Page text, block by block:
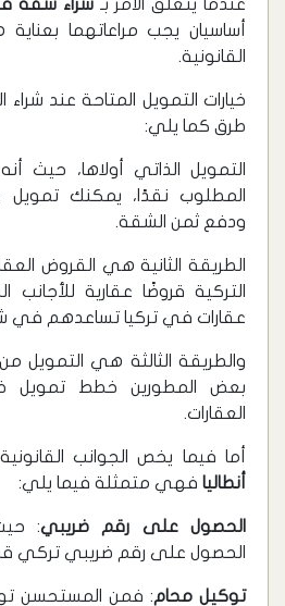
عندما يتعلق الأمر بـشراء شقة
أساسيان يجب مراعاتهما بعناية
القانونية.
خيارات التمويل المتاحة عند
طرق كما يلي:
التمويل الذاتي أولاها، حيث
المطلوب نقدًا، يمكنك تمويل
ودفع ثمن الشقة.
الطريقة الثانية هي القروض
التركية قروضًا عقارية
عقارات في تركيا تساعدهم في
والطريقة الثالثة هي التمويل
بعض المطورين خطط تمويل
العقارات.
أما فيما يخص الجوانب
أنطاليا فهي متمثلة فيما يلي:
الحصول على رقم ضريبي:
الحصول على رقم ضريبي تركي
توكيل محامٍ: فمن المستحسن